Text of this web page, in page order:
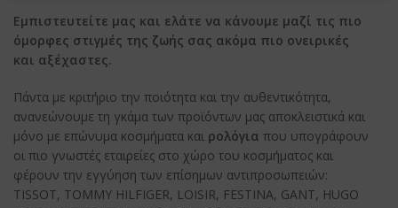
Εμπιστευτείτε μας και ελάτε να κάνουμε μαζί τις πιο
όμορφες στιγμές της ζωής σας ακόμα πιο ονειρικές
και αξέχαστες.
Πάντα με κριτήριο την ποιότητα και την αυθεντικότητα,
ανανεώνουμε τη γκάμα των προϊόντων μας αποκλειστικά και
μόνο με επώνυμα κοσμήματα και ρολόγια που υπογράφουν
οι πιο γνωστές εταιρείες στο χώρο του κοσμήματος και
φέρουν την εγγύηση των επίσημων αντιπροσωπειών:
TISSOT, TOMMY HILFIGER, LOISIR, FESTINA, GANT, HUGO